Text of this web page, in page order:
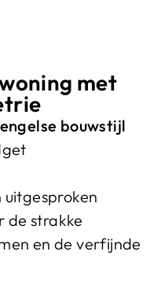
met
bouwstijl
de strakke
en de verfijnde